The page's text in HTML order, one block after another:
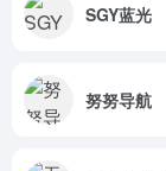
SGY蓝光
努努导航